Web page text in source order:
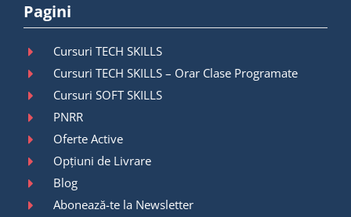
Pagini
Cursuri TECH SKILLS
Cursuri TECH SKILLS – Orar Clase Programate
Cursuri SOFT SKILLS
PNRR
Oferte Active
Opțiuni de Livrare
Blog
Abonează-te la Newsletter